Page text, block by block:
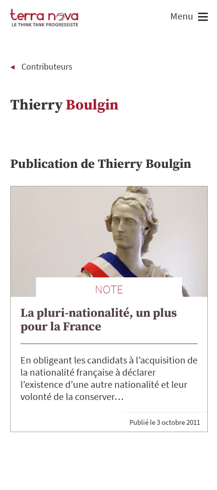
Contributeurs
ThierryBoulgin
Publication de ThierryBoulgin
NOTE
La pluri-nationalité, un plus
pour la France
En obligeant les candidats à l’acquisition de
la nationalité française à déclarer
l’existence d’une autre nationalité et leur
volonté de la conserver…
Publié le3 octobre 2011